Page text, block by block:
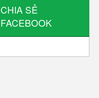
CHIA SẺ
FACEBOOK